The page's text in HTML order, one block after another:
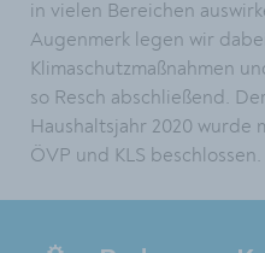
in vielen Bereichen
Augenmerk legen wir
Klimaschutzmaßnahmen
so Resch abschließend.
Haushaltsjahr 2020 wurde
ÖVP und KLS